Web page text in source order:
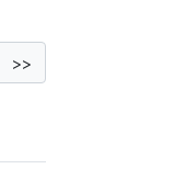
>>